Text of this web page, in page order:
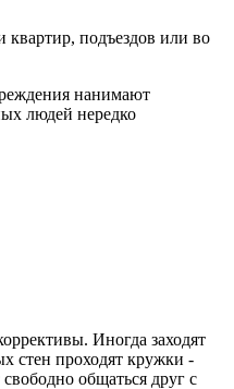
подъездов или во
нанимают
людей нередко
Иногда заходят
стен проходят кружки -
общаться друг с